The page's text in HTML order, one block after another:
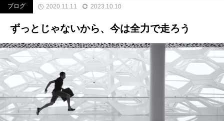
ブログ 2020.11.11 2023.10.10
ずっとじゃないから、今は全力で走ろう